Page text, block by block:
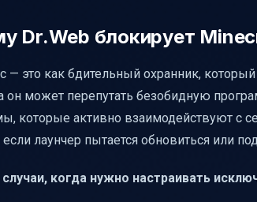
советы по безопасности
Dr.Web блокирует
— это как бдительный охранник,
он может перепутать безобидную
которые активно взаимодействуют с
лаунчер пытается обновиться или
когда нужно настраивать